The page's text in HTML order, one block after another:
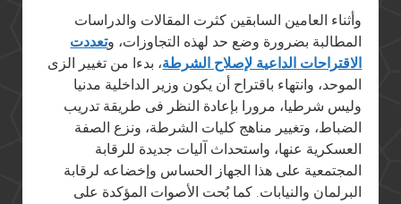
وأثناء العامين السابقين كثرت المقالات والدراسات
المطالبة بضرورة وضع حد لهذه التجاوزات، وتعددت
الاقتراحات الداعية لإصلاح الشرطة، بدءا من تغيير الزى
الموحد، وانتهاء باقتراح أن يكون وزير الداخلية مدنيا
وليس شرطيا، مرورا بإعادة النظر فى طريقة تدريب
الضباط، وتغيير مناهج كليات الشرطة، ونزع الصفة
العسكرية عنها، واستحداث آليات جديدة للرقابة
المجتمعية على هذا الجهاز الحساس وإخضاعه لرقابة
البرلمان والنيابات. كما بُحت الأصوات المؤكدة على